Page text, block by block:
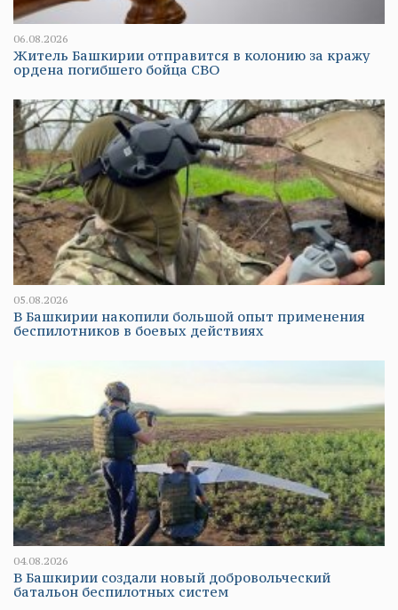
06.08.2026
Житель Башкирии отправится в колонию за кражу
ордена погибшего бойца СВО
05.08.2026
В Башкирии накопили большой опыт применения
беспилотников в боевых действиях
04.08.2026
В Башкирии создали новый добровольческий
батальон беспилотных систем